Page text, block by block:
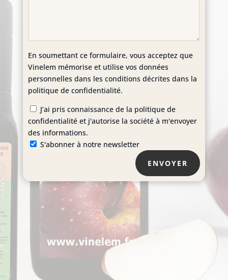
En soumettant ce formulaire, vous acceptez que
Vinelem mémorise et utilise vos données
personnelles dans les conditions décrites dans la
politique de confidentialité.
J’ai pris connaissance de la politique de
confidentialité et j'autorise la société à m'envoyer
des informations.
S'abonner à notre newsletter
ENVOYER